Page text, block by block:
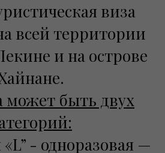
виза
всей территории
и на острове
может быть двух
«L” - одноразовая —